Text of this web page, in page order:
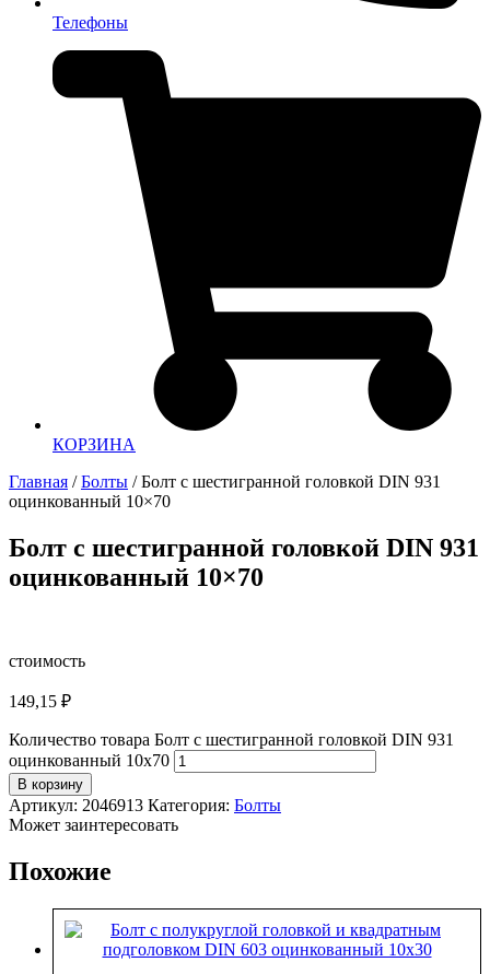
Телефоны
КОРЗИНА
Главная /Болты / Болт с шестигранной головкой DIN 931
оцинкованный 10×70
Болт с шестигранной головкой DIN 931
оцинкованный 10×70
стоимость
149,15 ₽
Количество товара Болт с шестигранной головкой DIN 931
оцинкованный 10x70
В корзину
Артикул: 2046913 Категория: Болты
Может заинтересовать
Похожие